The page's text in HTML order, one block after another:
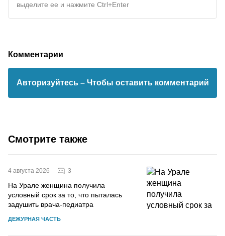
выделите ее и нажмите Ctrl+Enter
Комментарии
Авторизуйтесь – Чтобы оставить комментарий
Смотрите также
4 августа 2026 3
На Урале женщина получила
условный срок за то, что пыталась
задушить врача-педиатра
ДЕЖУРНАЯ ЧАСТЬ